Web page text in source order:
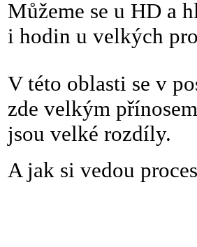
Můžeme se u HD a
i hodin u velkých
V této oblasti se v
zde velkým
jsou velké rozdíly.
A jak si vedou